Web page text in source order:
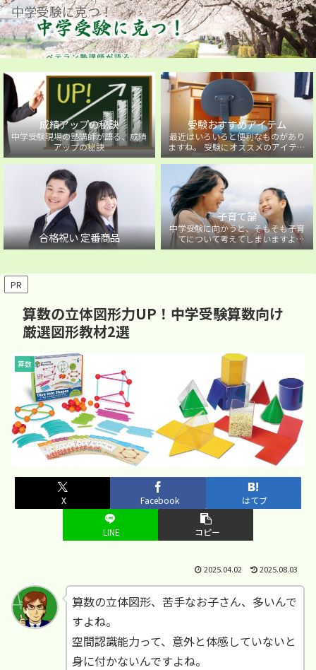
中学受験に克つ！
成績アップの秘訣
中学受験現場の塾講師が語る、成績
アップの秘訣
受験おすすめアイテム
最近はいろいろと便利なものがあり
ますね。 受験にオススメのアイテム
を紹介しています。
合格祝い 定番商品
子育て論
中学受験に向かうと、そもそも子育
てについて考えてしまいますよ
ね・・・。中学受験に向かうお子様
PR
算数の立体図形力UP！中学受験算数向け
厳選図形教材2選
算数
X Facebook はてブ
LINE コピー
2025.04.02 2025.08.03
算数の立体図形、苦手なお子さん、多いんで
すよね。
空間認識能力って、意外と体感していないと
身に付かないんですよね。